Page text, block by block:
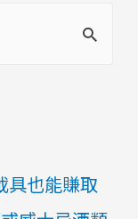
具也能賺取